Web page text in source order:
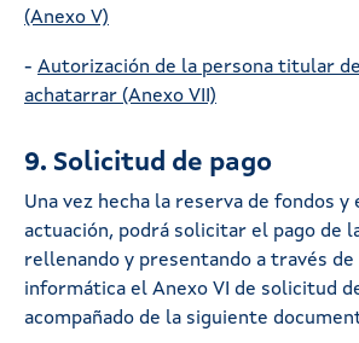
(Anexo V)
- Autorización de la persona titular
achatarrar (Anexo VII)
9. Solicitud de pago
Una vez hecha la reserva de fondos y
actuación, podrá solicitar el pago de
rellenando y presentando a través de
informática el Anexo VI de solicitud
acompañado de la siguiente